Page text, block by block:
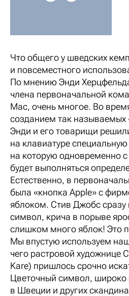
Что общего у шведских
и повсеместного
По мнению Энди
члена первоначальной
Mac, очень многое. Во
созданием так называемых
Энди и его товарищи
на клавиатуре
на которую одновременно
будет выполняться
Естественно, в
была «кнопка Apple» с
яблоком. Стив Джобс сразу
символ, крича в порыве
слишком много яблок! Это
Мы впустую используем
чего растровой художнице
Kare) пришлось срочно
Цветочный символ, широко
в Швеции и других